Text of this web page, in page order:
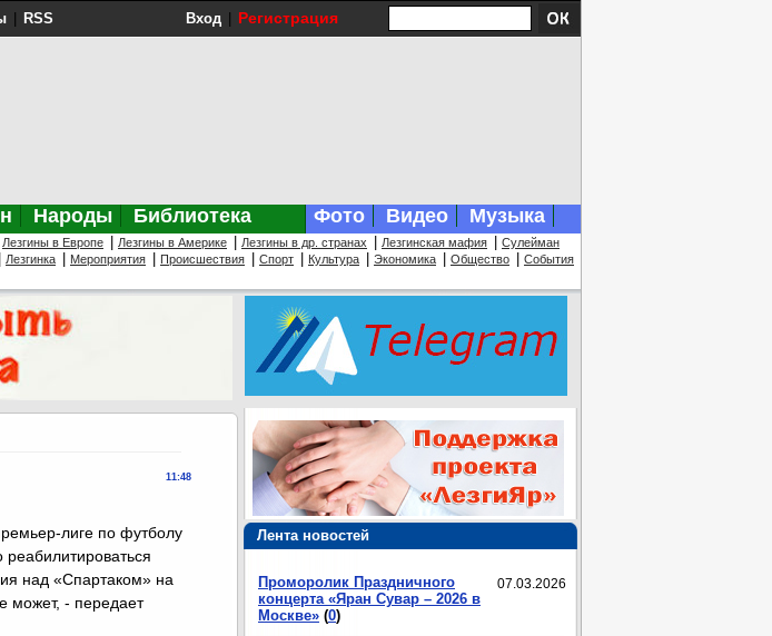
RSS Вход Регистрация
Народы Библиотека Фото Видео Музыка
Лезгины в Европе Лезгины в Америке Лезгины в др. странах Лезгинская мафия
Сулейман
Лезгинка Мероприятия Происшествия Спорт Культура Экономика Общество События
Лента новостей
07.03.2026
Проморолик Праздничного
концерта «Яран Сувар – 2026 в
Москве» (0)
11:48
лиге по футболу
над «Спартаком» на
может, - передает